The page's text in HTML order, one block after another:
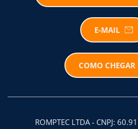
E-MAIL
COMO CHEGAR
ROMPTEC LTDA - CNPJ: